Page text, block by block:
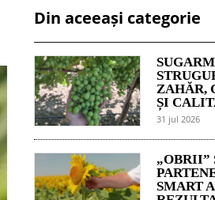
Din aceeași categorie
ZAHĂR,
ȘI
31 jul 2026
„OBRII”
SMART